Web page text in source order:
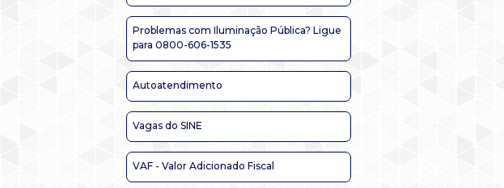
Problemas com Iluminação Pública? Ligue
para 0800-606-1535
Autoatendimento
Vagas do SINE
VAF - Valor Adicionado Fiscal